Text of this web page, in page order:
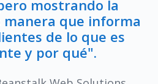
mostrando la
que informa
de lo que es
y por qué".